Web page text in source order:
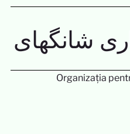
شانگهای